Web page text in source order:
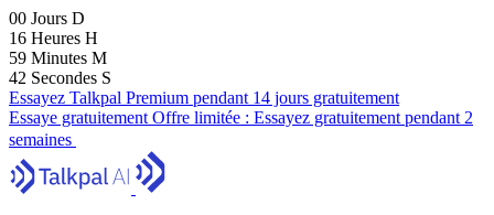
00 Jours D
16 Heures H
59 Minutes M
41 Secondes S
Essayez Talkpal Premium pendant 14 jours gratuitement
Essaye gratuitement Offre limitée : Essayez gratuitement pendant 2
semaines